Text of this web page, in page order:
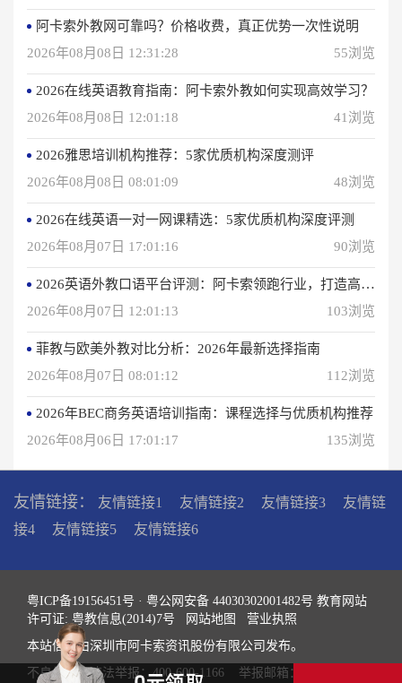
阿卡索外教网可靠吗？价格收费，真正优势一次性说明
2026年08月08日 12:31:28
55浏览
2026在线英语教育指南：阿卡索外教如何实现高效学习？
2026年08月08日 12:01:18
41浏览
2026雅思培训机构推荐：5家优质机构深度测评
2026年08月08日 08:01:09
48浏览
2026在线英语一对一网课精选：5家优质机构深度评测
2026年08月07日 17:01:16
90浏览
2026英语外教口语平台评测：阿卡索领跑行业，打造高效学习体验
2026年08月07日 12:01:13
103浏览
菲教与欧美外教对比分析：2026年最新选择指南
2026年08月07日 08:01:12
112浏览
2026年BEC商务英语培训指南：课程选择与优质机构推荐
2026年08月06日 17:01:17
135浏览
友情链接： 友情链接1 友情链接2 友情链接3
友情链
接4
友情链接5 友情链接6
粤ICP备19156451号 · 粤公网安备 44030302001482号 教育网站
许可证: 粤教信息(2014)7号
网站地图
营业执照
本站信息由深圳市阿卡索资讯股份有限公司发布。
不良信息和违法举报：400-600-1166 举报邮箱：